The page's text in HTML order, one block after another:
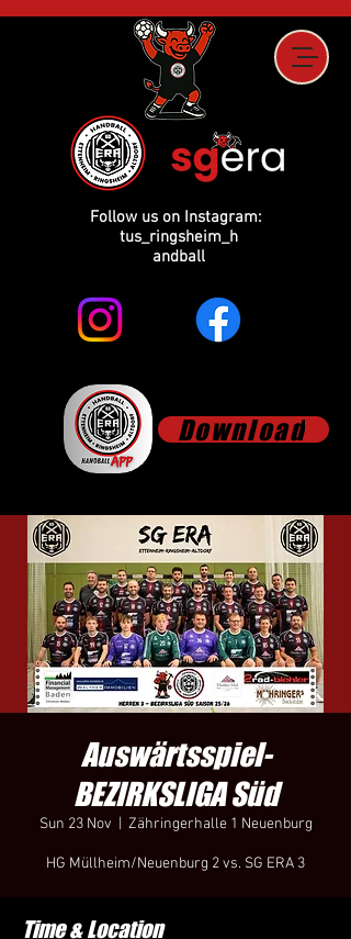
Download
Follow us on Instagram:
tus_ringsheim_h
andball
Auswärtsspiel-
BEZIRKSLIGA Süd
Sun 23 Nov Zähringerhalle 1 Neuenburg
HG Müllheim/Neuenburg 2 vs. SG ERA 3
Time & Location